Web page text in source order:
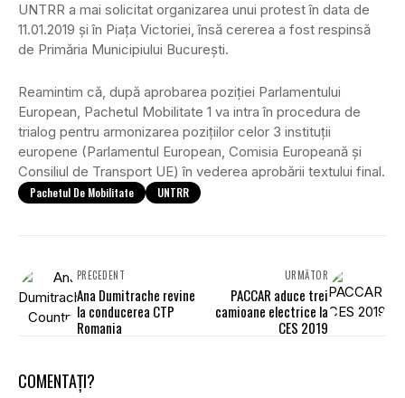
UNTRR a mai solicitat organizarea unui protest în data de
11.01.2019 și în Piața Victoriei, însă cererea a fost respinsă
de Primăria Municipiului București.
Reamintim că, după aprobarea poziției Parlamentului
European, Pachetul Mobilitate 1 va intra în procedura de
trialog pentru armonizarea pozițiilor celor 3 instituții
europene (Parlamentul European, Comisia Europeană și
Consiliul de Transport UE) în vederea aprobării textului final.
Pachetul De Mobilitate UNTRR
PRECEDENT
Ana Dumitrache revine
la conducerea CTP
Romania
URMĂTOR
PACCAR aduce trei
camioane electrice la
CES 2019
COMENTAȚI?